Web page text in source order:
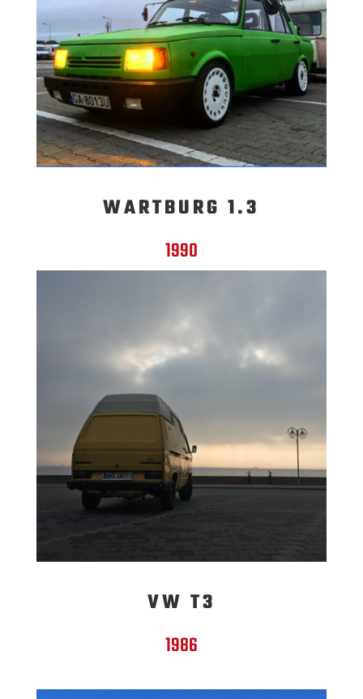
WARTBURG 1.3
1990
VW T3
1986